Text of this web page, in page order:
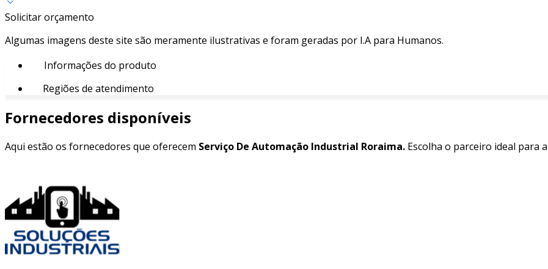
Solicitar orçamento
Algumas imagens deste site são meramente ilustrativas e foram geradas por I.A para Humanos.
Informações do produto
Regiões de atendimento
Fornecedores disponíveis
Aqui estão os fornecedores que oferecem Serviço De Automação Industrial Roraima. Escolha o parceiro ideal para